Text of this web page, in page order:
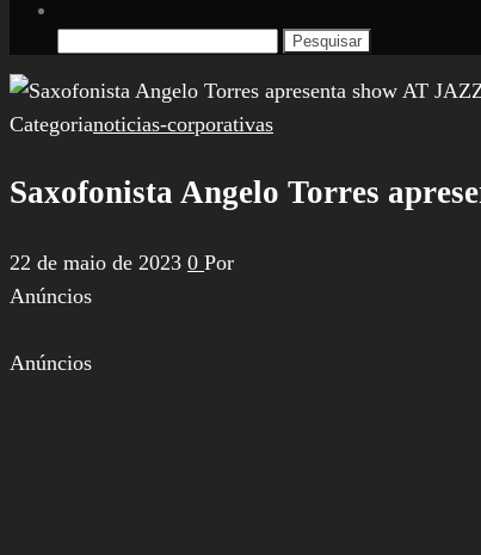
Categorianoticias-corporativas
Saxofonista Angelo Torres
22 de maio de 2023 0 Por
Anúncios
Anúncios